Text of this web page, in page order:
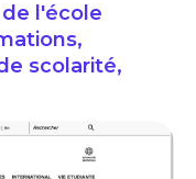
l'école
scolarité,